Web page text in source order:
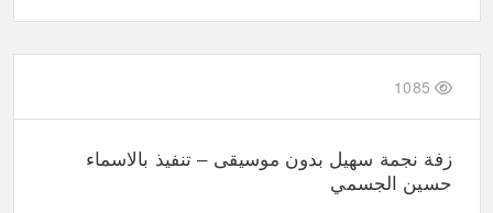
1085
زفة نجمة سهيل بدون موسيقى – تنفيذ بالاسماء
حسين الجسمي